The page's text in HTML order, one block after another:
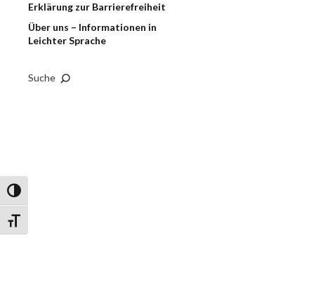
Umschalten auf hohe Kontraste
Schrift vergrößern
Erklärung zur Barrierefreiheit
Über uns – Informationen in
Leichter Sprache
Suche